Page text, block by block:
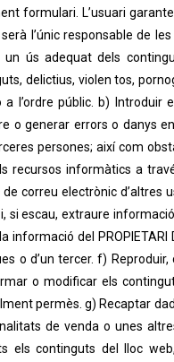
formulari. L’usuari
l’únic responsable de
ús adequat dels
delictius, violen tos,
l’ordre públic. b) Introduir
o generar errors o danys
persones; així com
recursos informàtics a
correu electrònic d’altres
si escau, extraure
del PROPIETARI
o d’un tercer. f) Reproduir,
o modificar els
permès. g) Recaptar
de venda o unes
els continguts del lloc